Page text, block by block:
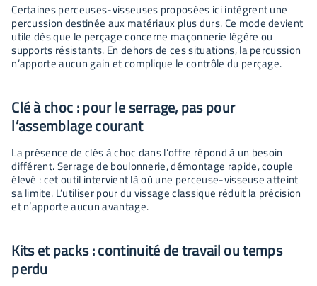
Certaines perceuses-visseuses proposées ici intègrent une
percussion destinée aux matériaux plus durs. Ce mode devient
utile dès que le perçage concerne maçonnerie légère ou
supports résistants. En dehors de ces situations, la percussion
n’apporte aucun gain et complique le contrôle du perçage.
Clé à choc : pour le serrage, pas pour
l’assemblage courant
La présence de clés à choc dans l’offre répond à un besoin
différent. Serrage de boulonnerie, démontage rapide, couple
élevé : cet outil intervient là où une perceuse-visseuse atteint
sa limite. L’utiliser pour du vissage classique réduit la précision
et n’apporte aucun avantage.
Kits et packs : continuité de travail ou temps
perdu